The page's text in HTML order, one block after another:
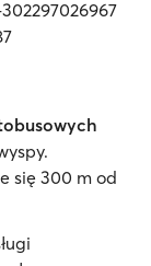
się 300 m od